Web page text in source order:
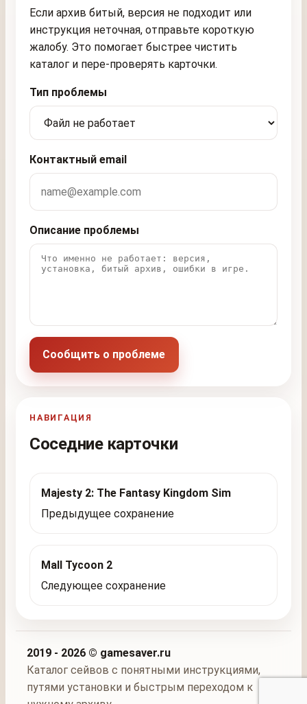
Если архив битый, версия не подходит или
инструкция неточная, отправьте короткую
жалобу. Это помогает быстрее чистить
каталог и пере-проверять карточки.
Тип проблемы
Контактный email
Описание проблемы
Сообщить о проблеме
НАВИГАЦИЯ
Соседние карточки
Majesty 2: The Fantasy Kingdom Sim
Предыдущее сохранение
Mall Tycoon 2
Следующее сохранение
2019 - 2026 © gamesaver.ru
Каталог сейвов с понятными инструкциями,
путями установки и быстрым переходом к